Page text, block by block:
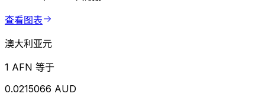
查看图表
澳大利亚元
1 AFN 等于
0.0215066 AUD